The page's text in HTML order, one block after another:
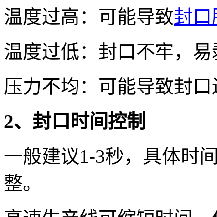
温度过高：可能导致封口
温度过低：封口不牢，易
压力不均：可能导致封
2、封口时间控制
一般建议1-3秒，具体时
整。